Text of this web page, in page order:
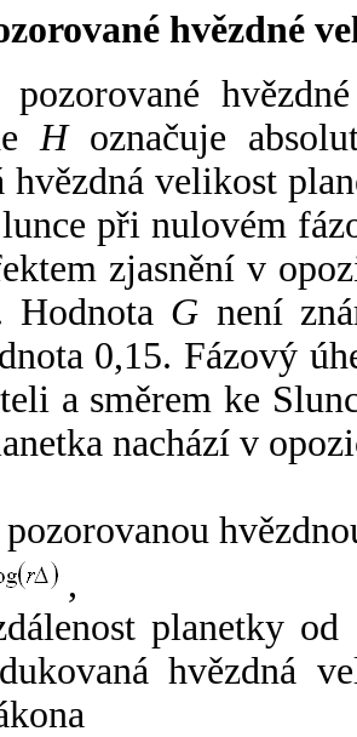
hvězdné
Hoznačuje
hvězdná velikost
při nulovém
zjasnění v
Hodnota G není
0,15. Fázový
a směrem ke
nachází v
,
planetky od
hvězdná